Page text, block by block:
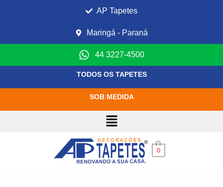
AP Tapetes
Maringá - Paraná
44 3227-4500
TODOS OS TAPETES
SOB MEDIDA
0